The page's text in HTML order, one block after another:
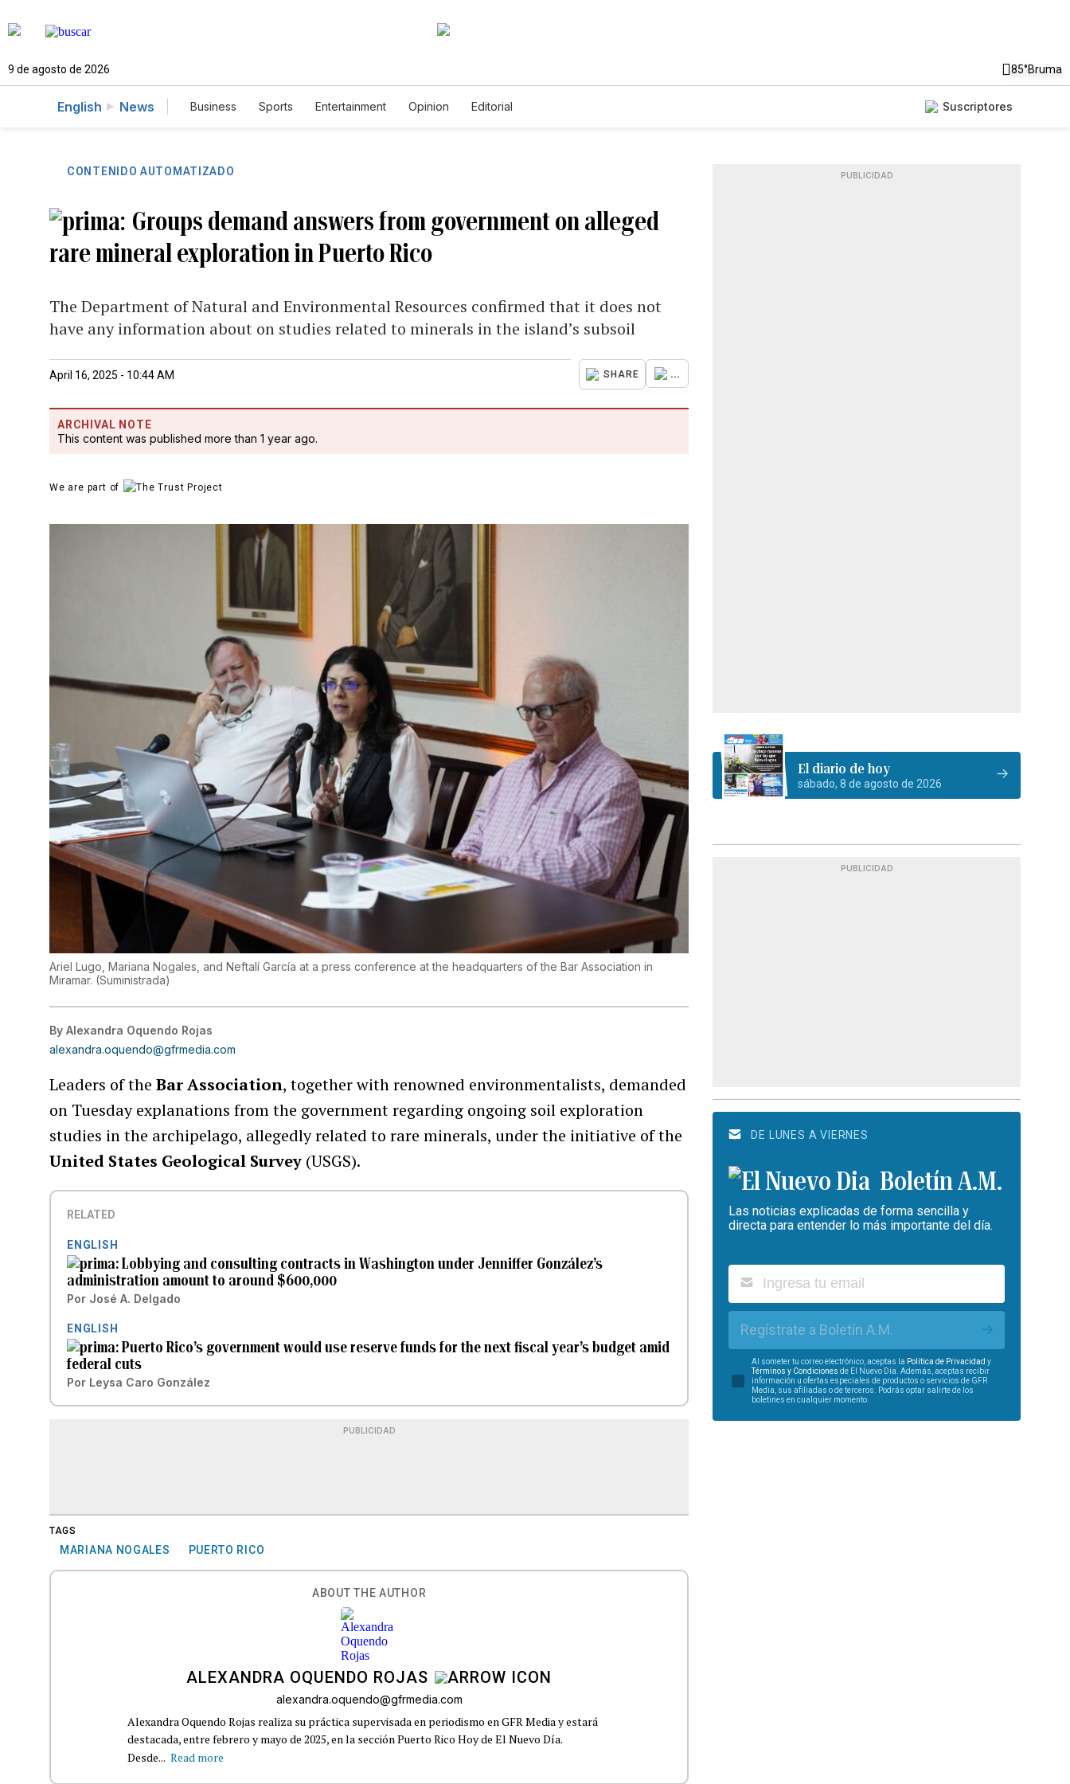
9 de agosto de 2026 85°Bruma
English News Business Sports Entertainment Opinion Editorial Suscriptores
CONTENIDO AUTOMATIZADO
Groups demand answers from government on alleged
rare mineral exploration in Puerto Rico
The Department of Natural and Environmental Resources confirmed that it does not
have any information about on studies related to minerals in the island’s subsoil
April 16, 2025 - 10:44 AM SHARE ...
ARCHIVAL NOTE
This content was published more than 1 year ago.
We are part of
Ariel Lugo, Mariana Nogales, and Neftalí García at a press conference at the headquarters of the Bar Association in
Miramar. (Suministrada)
By Alexandra Oquendo Rojas
alexandra.oquendo@gfrmedia.com
Leaders of theBar Association, together with renowned environmentalists, demanded
on Tuesday explanations from the government regarding ongoing soil exploration
studies in the archipelago, allegedly related to rare minerals, under the initiative of the
United States Geological Survey (USGS).
RELATED
ENGLISH
Lobbying and consulting contracts in Washington under Jenniffer González’s
administration amount to around $600,000
Por José A. Delgado
ENGLISH
Puerto Rico’s government would use reserve funds for the next fiscal year’s budget amid
federal cuts
Por Leysa Caro González
PUBLICIDAD
TAGS
MARIANA NOGALES PUERTO RICO
ABOUT THE AUTHOR
ALEXANDRA OQUENDO ROJAS
alexandra.oquendo@gfrmedia.com
Alexandra Oquendo Rojas realiza su práctica supervisada en periodismo en GFR Media y estará
destacada, entre febrero y mayo de 2025, en la sección Puerto Rico Hoy de El Nuevo Día.
Desde... Read more
PUBLICIDAD
El diario de hoy
sábado, 8 de agosto de 2026
PUBLICIDAD
DE LUNES A VIERNES
Boletín A.M.
Las noticias explicadas de forma sencilla y
directa para entender lo más importante del día.
Regístrate a Boletín A.M.
Al someter tu correo electrónico, aceptas la Política de Privacidad y
Términos y Condiciones de El Nuevo Día. Además, aceptas recibir
información u ofertas especiales de productos o servicios de GFR
Media, sus afiliadas o de terceros. Podrás optar salirte de los
boletines en cualquier momento.